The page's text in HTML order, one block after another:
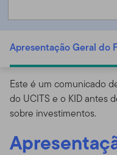
DIS (A) H (PH) PLUS
Apresentação Geral do
Este é um comunicado
do UCITS e o KID antes
sobre investimentos.